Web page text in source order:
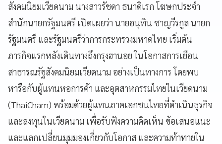
สังคมนิยมเวียดนาม นางสาวรัชดา ธนาดิเรก โฆษกประจำ
สำนักนายกรัฐมนตรี เปิดเผยว่า นายอนุทิน ชาญวีรกูล นายก
รัฐมนตรี และรัฐมนตรีว่าการกระทรวงมหาดไทย เริ่มต้น
ภารกิจแรกหลังเดินทางถึงกรุงฮานอย ในโอกาสการเยือน
สาธารณรัฐสังคมนิยมเวียดนาม อย่างเป็นทางการ โดยพบ
หารือกับผู้แทนหอการค้า และอุตสาหกรรมไทยในเวียดนาม
(ThaiCham) พร้อมด้วยผู้แทนภาคเอกชนไทยที่ดำเนินธุรกิจ
และลงทุนในเวียดนาม เพื่อรับฟังความคิดเห็น ข้อเสนอแนะ
และแลกเปลี่ยนมุมมองเกี่ยวกับโอกาส และความท้าทายใน